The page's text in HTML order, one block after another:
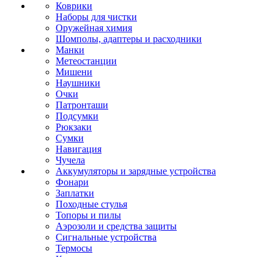
Коврики
Наборы для чистки
Оружейная химия
Шомполы, адаптеры и расходники
Манки
Метеостанции
Мишени
Наушники
Очки
Патронташи
Подсумки
Рюкзаки
Сумки
Навигация
Чучела
Аккумуляторы и зарядные устройства
Фонари
Заплатки
Походные стулья
Топоры и пилы
Аэрозоли и средства защиты
Сигнальные устройства
Термосы